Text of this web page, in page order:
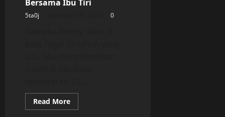
Bersama
Bersama Ibu Tiri
5ta0j 0
Read MoreRead
more
Uncategorized